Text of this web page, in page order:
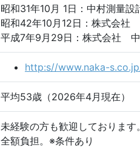
昭和31年10月 1日：中村測量設
昭和42年10月12日：株式会社
平成7年9月29日：株式会社
http:s//www.naka-
平均53歳（2026年4月現在）
未経験の方も歓迎しておりま
全額負担。※条件あり